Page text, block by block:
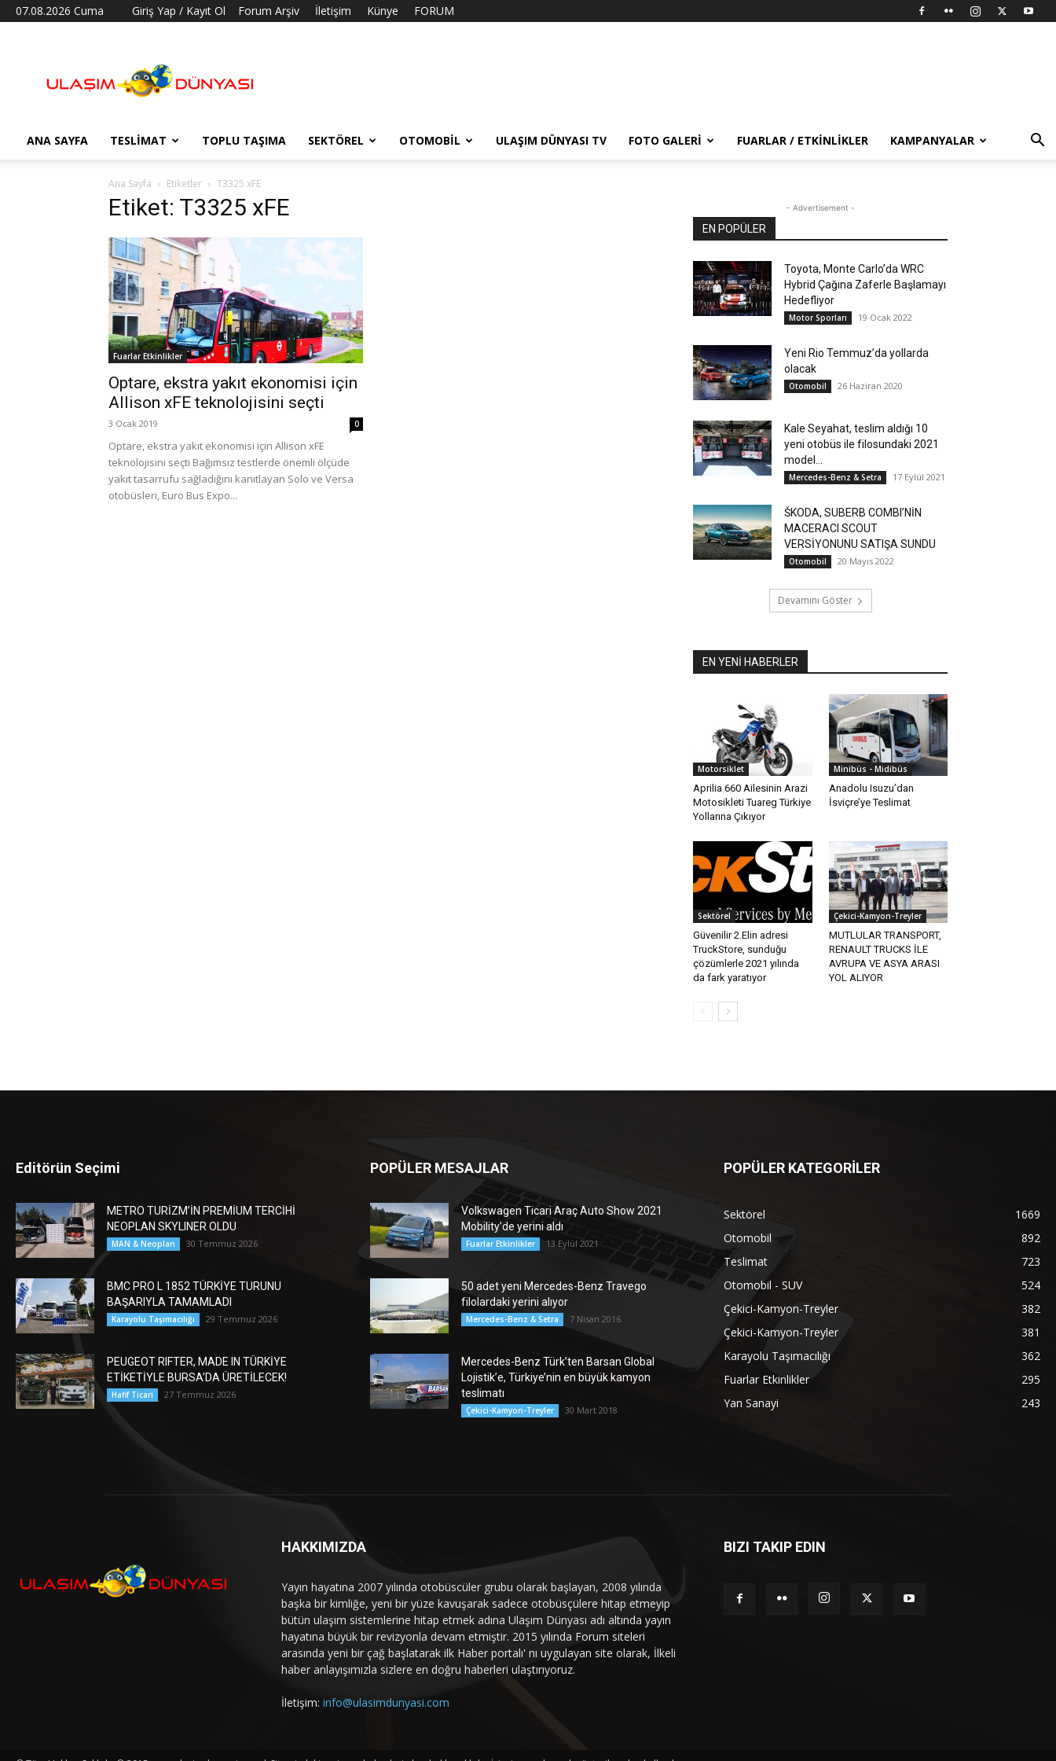
07.08.2026 Cuma Giriş Yap / Kayıt Ol Forum Arşiv İletişim Künye FORUM
Dünyası
ANA SAYFA TESLIMAT TOPLU TAŞIMA SEKTÖREL OTOMOBIL ULAŞIM DÜNYASI TV FOTO GALERI FUARLAR / ETKINLIKLER KAMPANYALAR
Ana Sayfa Etiketler T3325 xFE
Etiket: T3325 xFE
Fuarlar Etkinlikler
Optare, ekstra yakıt ekonomisi için
Allison xFE teknolojisini seçti
3 Ocak 2019 0
Optare, ekstra yakıt ekonomisi için Allison xFE
teknolojisini seçti Bağımsız testlerde önemli ölçüde
yakıt tasarrufu sağladığını kanıtlayan Solo ve Versa
otobüsleri, Euro Bus Expo...
- Advertisement -
EN POPÜLER
Toyota, Monte Carlo’da WRC
Hybrid Çağına Zaferle Başlamayı
Hedefliyor
Motor Sporları 19 Ocak 2022
Yeni Rio Temmuz’da yollarda
olacak
Otomobil 26 Haziran 2020
Kale Seyahat, teslim aldığı 10
yeni otobüs ile filosundaki 2021
model...
Mercedes-Benz & Setra 17 Eylül 2021
ŠKODA, SUBERB COMBI’NİN
MACERACI SCOUT
VERSİYONUNU SATIŞA SUNDU
Otomobil 20 Mayıs 2022
Devamını Göster
EN YENİ HABERLER
Motorsiklet
Aprilia 660 Ailesinin Arazi
Motosikleti Tuareg Türkiye
Yollarına Çıkıyor
Minibüs - Midibüs
Anadolu Isuzu’dan
İsviçre’ye Teslimat
Sektörel
Güvenilir 2.Elin adresi
TruckStore, sunduğu
çözümlerle 2021 yılında
da fark yaratıyor
Çekici-Kamyon-Treyler
MUTLULAR TRANSPORT,
RENAULT TRUCKS İLE
AVRUPA VE ASYA ARASI
YOL ALIYOR
Editörün Seçimi
METRO TURİZM’İN PREMİUM TERCİHİ
NEOPLAN SKYLINER OLDU
MAN & Neoplan 30 Temmuz 2026
BMC PRO L 1852 TÜRKİYE TURUNU
BAŞARIYLA TAMAMLADI
Karayolu Taşımacılığı 29 Temmuz 2026
PEUGEOT RIFTER, MADE IN TÜRKİYE
ETİKETİYLE BURSA’DA ÜRETİLECEK!
Hafif Ticari 27 Temmuz 2026
POPÜLER MESAJLAR
Volkswagen Ticari Araç Auto Show 2021
Mobility’de yerini aldı
Fuarlar Etkinlikler 13 Eylül 2021
50 adet yeni Mercedes-Benz Travego
filolardaki yerini alıyor
Mercedes-Benz & Setra 7 Nisan 2016
Mercedes-Benz Türk’ten Barsan Global
Lojistik’e, Türkiye’nin en büyük kamyon
teslimatı
Çekici-Kamyon-Treyler 30 Mart 2018
POPÜLER KATEGORİLER
Sektörel
1669
Otomobil
892
Teslimat
723
Otomobil - SUV
524
Çekici-Kamyon-Treyler
382
Çekici-Kamyon-Treyler
381
Karayolu Taşımacılığı
362
Fuarlar Etkinlikler
295
Yan Sanayi
243
HAKKIMIZDA
Yayın hayatına 2007 yılında otobüscüler grubu olarak başlayan, 2008 yılında
başka bir kimliğe, yeni bir yüze kavuşarak sadece otobüsçülere hitap etmeyip
bütün ulaşım sistemlerine hitap etmek adına Ulaşım Dünyası adı altında yayın
hayatına büyük bir revizyonla devam etmiştir. 2015 yılında Forum siteleri
arasında yeni bir çağ başlatarak ilk Haber portalı' nı uygulayan site olarak, İlkeli
haber anlayışımızla sizlere en doğru haberleri ulaştırıyoruz.
İletişim: info@ulasimdunyasi.com
BIZI TAKIP EDIN